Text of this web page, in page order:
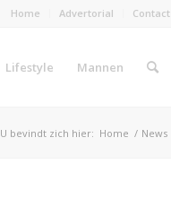
Home Advertorial Contact
Lifestyle Mannen
U bevindt zich hier: Home / News